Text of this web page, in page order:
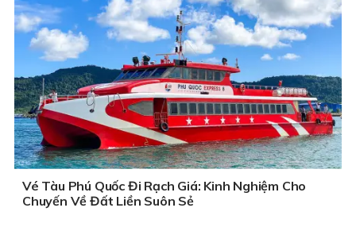
Vé Tàu Phú Quốc Đi Rạch Giá: Kinh Nghiệm Cho
Chuyến Về Đất Liền Suôn Sẻ